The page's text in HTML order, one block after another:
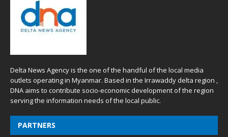
Delta News Agency is the one of the handful of the local media
outlets operating in Myanmar. Based in the Irrawaddy delta region ,
DNA aims to contribute socio-economic development of the region
serving the information needs of the local public.
PARTNERS